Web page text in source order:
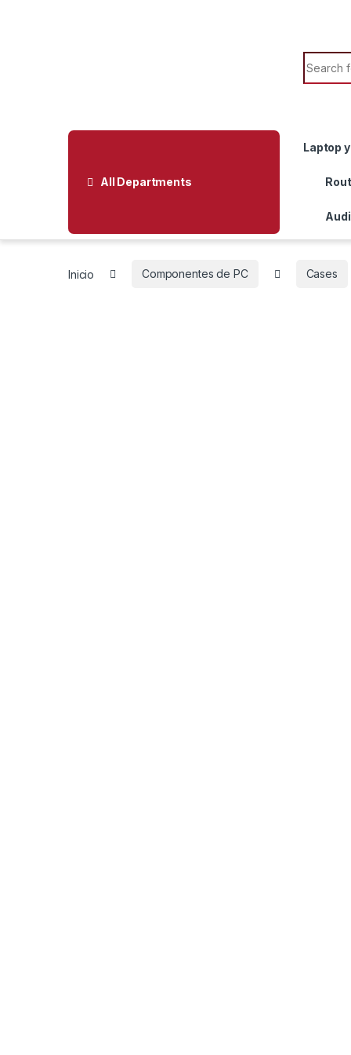
Search
All Departments
Laptop
Inicio Componentes de PC Cases